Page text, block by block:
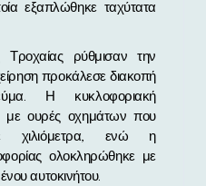
εξαπλώθηκε ταχύτατα
ρύθμισαν την
προκάλεσε διακοπή
Η κυκλοφοριακή
με ουρές οχημάτων που
χιλιόμετρα, ενώ η
ολοκληρώθηκε με
αυτοκινήτου.